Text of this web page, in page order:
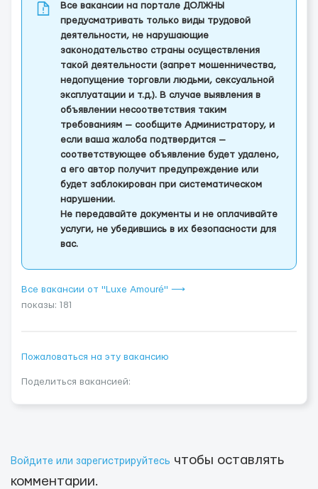
Все вакансии на портале ДОЛЖНЫ
предусматривать только виды трудовой
деятельности, не нарушающие
законодательство страны осуществления
такой деятельности (запрет мошенничества,
недопущение торговли людьми, сексуальной
эксплуатации и т.д.). В случае выявления в
объявлении несоответствия таким
требованиям — сообщите Администратору, и
если ваша жалоба подтвердится —
соответствующее объявление будет удалено,
а его автор получит предупреждение или
будет заблокирован при систематическом
нарушении.
Не передавайте документы и не оплачивайте
услуги, не убедившись в их безопасности для
вас.
Все вакансии от "Luxe Amouré" ⟶
показы: 181
Пожаловаться на эту вакансию
Поделиться вакансией:
Войдите или зарегистрируйтесь чтобы оставлять
комментарии.